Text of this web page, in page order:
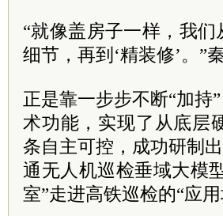
“就像盖房子一样，我
细节，再到‘精装修’。”
正是靠一步步不断“加持
术功能，实现了从底层
条自主可控，成功研制
通无人机巡检垂域大模
室”走进高铁巡检的“应用